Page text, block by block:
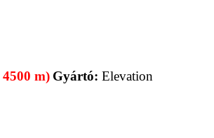
4500 m) Gyártó: Elevation